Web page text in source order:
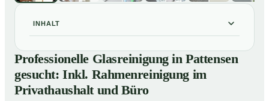
INHALT
01 Professionelle Glasreinigung in Pattensen gesucht:
Inkl. Rahmenreinigung im Privathaushalt und Büro
So sieht eine professionelle Glasreinigung in
Pattensen wirklich aus
Professionelle Glasreinigung in Pattensen
gesucht: Inkl. Rahmenreinigung im
Privathaushalt und Büro